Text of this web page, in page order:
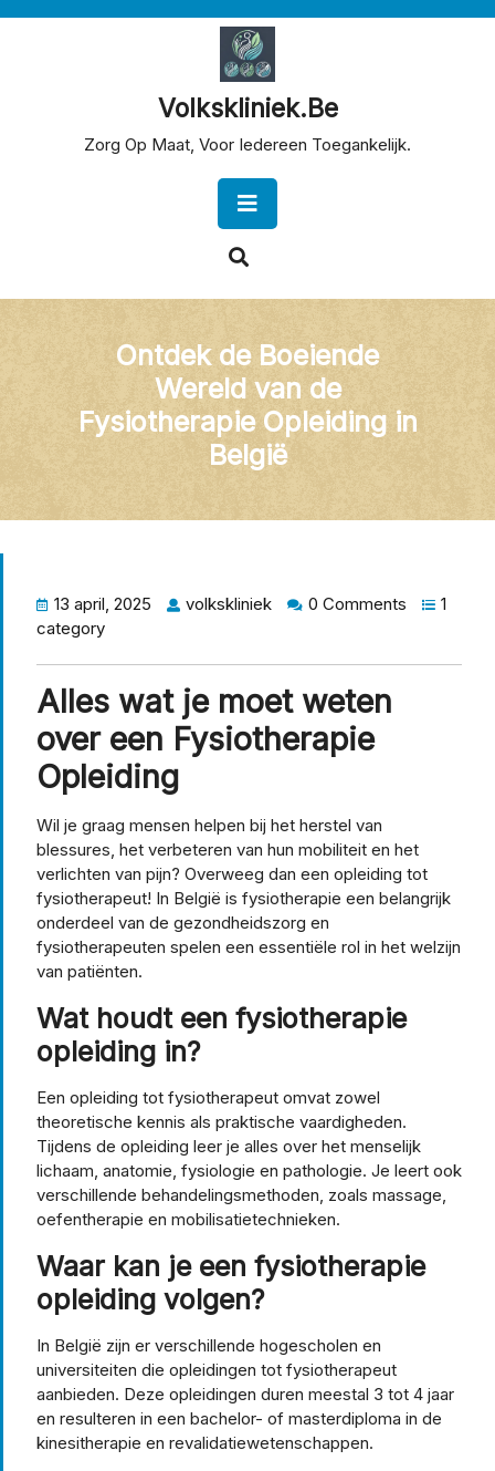
Volkskliniek.be
Zorg Op Maat, Voor Iedereen Toegankelijk.
Button
Ontdek de Boeiende
Wereld van de
Fysiotherapie Opleiding in
België
13 april, 2025 volkskliniek 0 Comments
1
category
Alles wat je moet weten
over een Fysiotherapie
Opleiding
Wil je graag mensen helpen bij het herstel van
blessures, het verbeteren van hun mobiliteit en het
verlichten van pijn? Overweeg dan een opleiding tot
fysiotherapeut! In België is fysiotherapie een belangrijk
onderdeel van de gezondheidszorg en
fysiotherapeuten spelen een essentiële rol in het welzijn
van patiënten.
Wat houdt een fysiotherapie
opleiding in?
Een opleiding tot fysiotherapeut omvat zowel
theoretische kennis als praktische vaardigheden.
Tijdens de opleiding leer je alles over het menselijk
lichaam, anatomie, fysiologie en pathologie. Je leert ook
verschillende behandelingsmethoden, zoals massage,
oefentherapie en mobilisatietechnieken.
Waar kan je een fysiotherapie
opleiding volgen?
In België zijn er verschillende hogescholen en
universiteiten die opleidingen tot fysiotherapeut
aanbieden. Deze opleidingen duren meestal 3 tot 4 jaar
en resulteren in een bachelor- of masterdiploma in de
kinesitherapie en revalidatiewetenschappen.